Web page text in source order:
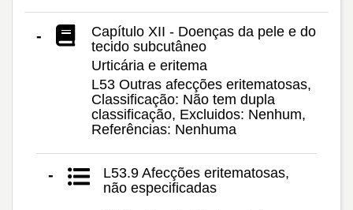
-
Capítulo XII - Doenças da pele e do
tecido subcutâneo
Urticária e eritema
L53 Outras afecções eritematosas,
Classificação: Não tem dupla
classificação, Excluidos: Nenhum,
Referências: Nenhuma
-
L53.9 Afecções eritematosas,
não especificadas